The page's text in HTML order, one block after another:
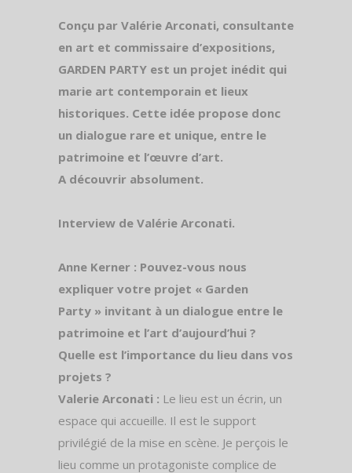
Conçu par Valérie Arconati, consultante
en art et commissaire d’expositions,
GARDEN PARTY est un projet inédit qui
marie art contemporain et lieux
historiques. Cette idée propose donc
un dialogue rare et unique, entre le
patrimoine et l’œuvre d’art.
A découvrir absolument.
Interview de Valérie Arconati.
Anne Kerner : Pouvez-vous nous
expliquer votre projet « Garden
Party » invitant à un dialogue entre le
patrimoine et l’art d’aujourd’hui ?
Quelle est l’importance du lieu dans vos
projets ?
Valerie Arconati : Le lieu est un écrin, un
espace qui accueille. Il est le support
privilégié de la mise en scène. Je perçois le
lieu comme un protagoniste complice de